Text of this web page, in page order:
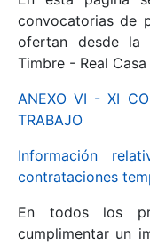
Mostrar/Ocultar
Mostrar/Ocultar
convocatorias de
ofertan desde la
Timbre - Real
ANEXO VI - XI
TRABAJO
Información
contrataciones
En todos los
cumplimentar un